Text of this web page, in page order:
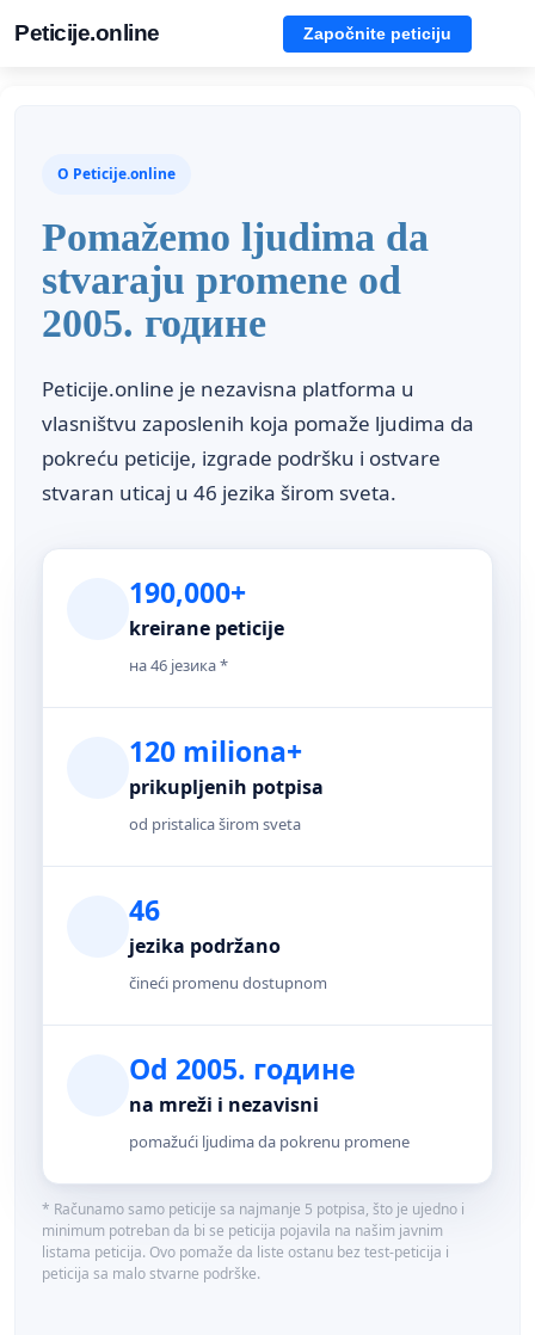
Peticije.online Započnite peticiju
O Peticije.online
Pomažemo ljudima da
stvaraju promene od
2005. године
Peticije.online je nezavisna platforma u
vlasništvu zaposlenih koja pomaže ljudima da
pokreću peticije, izgrade podršku i ostvare
stvaran uticaj u 46 jezika širom sveta.
190,000+
kreirane peticije
на 46 језика *
120 miliona+
prikupljenih potpisa
od pristalica širom sveta
46
jezika podržano
čineći promenu dostupnom
Od 2005. године
na mreži i nezavisni
pomažući ljudima da pokrenu promene
* Računamo samo peticije sa najmanje 5 potpisa, što je ujedno i
minimum potreban da bi se peticija pojavila na našim javnim
listama peticija. Ovo pomaže da liste ostanu bez test-peticija i
peticija sa malo stvarne podrške.